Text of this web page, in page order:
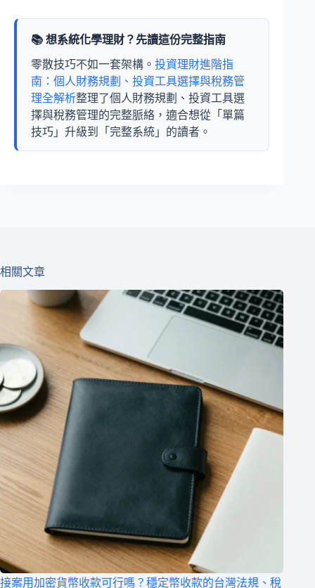
📚 想系統化學理財？先讀這份完整指南
零散技巧不如一套架構。 投資理財進階指
南：個人財務規劃、投資工具選擇與稅務管
理全解析整理了個人財務規劃、投資工具選
擇與稅務管理的完整脈絡，適合想從「單篇
技巧」升級到「完整系統」的讀者。
相關文章
接案用加密貨幣收款可行嗎？穩定幣收款的台灣法規、稅